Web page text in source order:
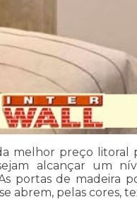
melhor preço litoral
alcançar um
portas de madeira
abrem, pelas cores,